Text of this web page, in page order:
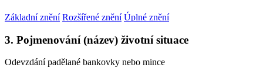
Základní znění Rozšířené znění Úplné znění
3. Pojmenování (název) životní situace
Odevzdání padělané bankovky nebo mince